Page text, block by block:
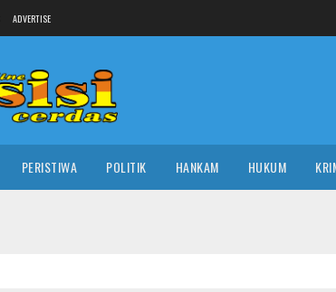
ADVERTISE
PERISTIWA POLITIK HANKAM HUKUM